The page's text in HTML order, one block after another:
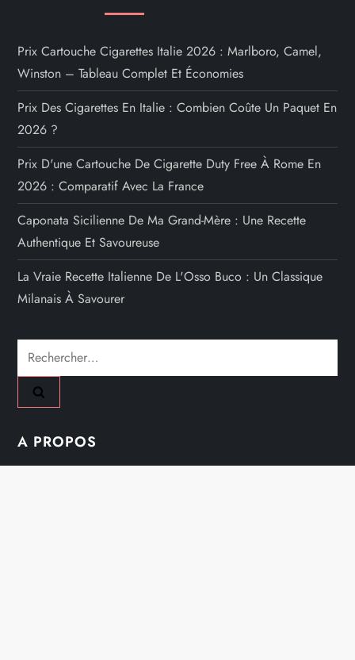
Prix Cartouche Cigarettes Italie 2026 : Marlboro, Camel,
Winston – Tableau Complet Et Économies
Prix Des Cigarettes En Italie : Combien Coûte Un Paquet En
2026 ?
Prix D'une Cartouche De Cigarette Duty Free À Rome En
2026 : Comparatif Avec La France
Caponata Sicilienne De Ma Grand-Mère : Une Recette
Authentique Et Savoureuse
La Vraie Recette Italienne De L'Osso Buco : Un Classique
Milanais À Savourer
Rechercher :
A PROPOS